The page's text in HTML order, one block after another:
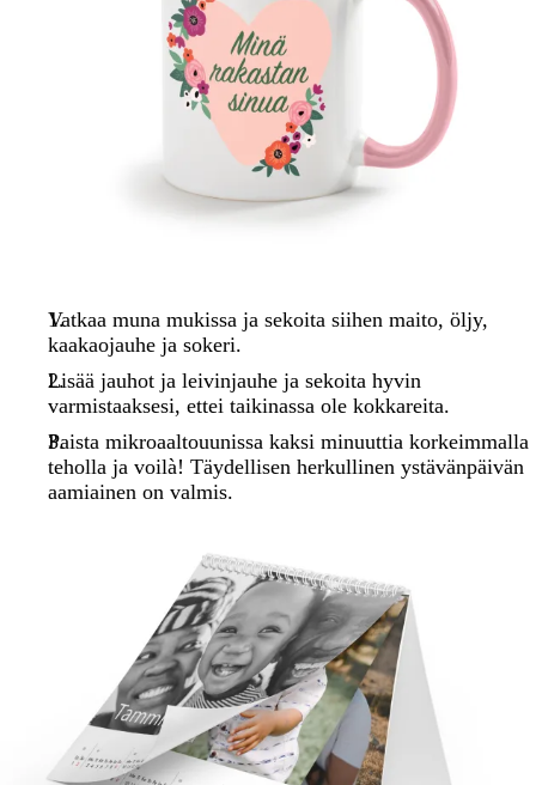
Vatkaa muna mukissa ja sekoita siihen maito, öljy,
kaakaojauhe ja sokeri.
Lisää jauhot ja leivinjauhe ja sekoita hyvin
varmistaaksesi, ettei taikinassa ole kokkareita.
Paista mikroaaltouunissa kaksi minuuttia korkeimmalla
teholla ja voilà! Täydellisen herkullinen ystävänpäivän
aamiainen on valmis.